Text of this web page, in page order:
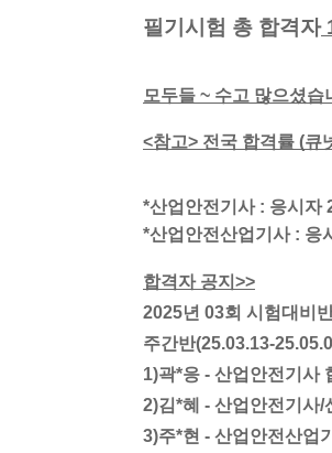
필기시험 총 합격자
모두들 ~ 수고 많으셨습
<참고> 전국 합격률 (큐
*산업안전기사 : 응시자
*산업안전산업기사 : 응
합격자 공지>>
2025년 03회 시험대비
주간반(25.03.13-
1)곽*응 - 산업안전기사
2)김*혜 - 산업안전기사/
3)주*현 - 산업안전산업